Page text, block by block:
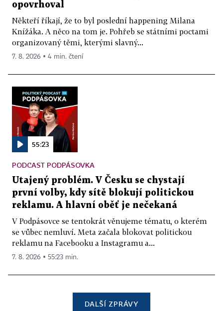
opovrhoval
Někteří říkají, že to byl poslední happening Milana
Knížáka. A něco na tom je. Pohřeb se státními poctami
organizovaný těmi, kterými slavný...
7. 8. 2026 ▪ 4 min. čtení
55:23
PODCAST PODPÁSOVKA
Utajený problém. V Česku se chystají
první volby, kdy sítě blokují politickou
reklamu. A hlavní oběť je nečekaná
V Podpásovce se tentokrát věnujeme tématu, o kterém
se vůbec nemluví. Meta začala blokovat politickou
reklamu na Facebooku a Instagramu a...
7. 8. 2026 ▪ 55:23 min.
DALŠÍ ZPRÁVY